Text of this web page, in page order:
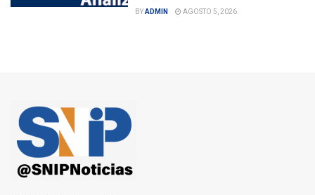
BYADMIN AGOSTO 5, 2026